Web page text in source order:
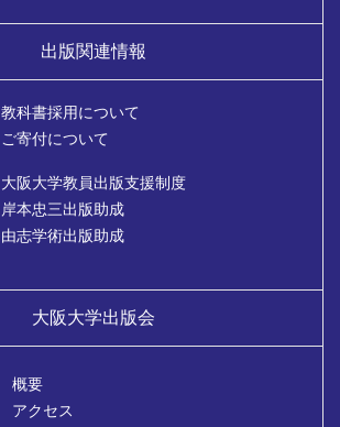
出版関連情報
教科書採用について
ご寄付について
大阪大学教員出版支援制度
岸本忠三出版助成
由志学術出版助成
大阪大学出版会
概要
アクセス